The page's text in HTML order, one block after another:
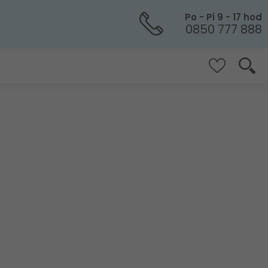
Po - Pi 9 - 17 hod
0850 777 888